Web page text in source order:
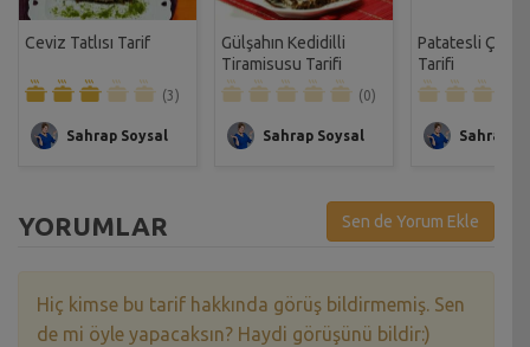
Ceviz Tatlısı Tarif
(3)
Sahrap Soysal
Gülşahın Kedidilli
Tiramisusu Tarifi
(0)
Sahrap Soysal
Patatesli Çıtır
Tarifi
Sahrap
YORUMLAR Sen de Yorum Ekle
Hiç kimse bu tarif hakkında görüş bildirmemiş. Sen
de mi öyle yapacaksın? Haydi görüşünü bildir:)